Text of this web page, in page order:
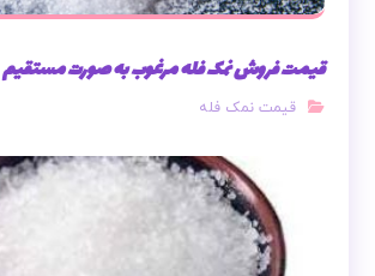
قیمت فروش نمک فله مرغوب به صورت مستقیم
قیمت نمک فله